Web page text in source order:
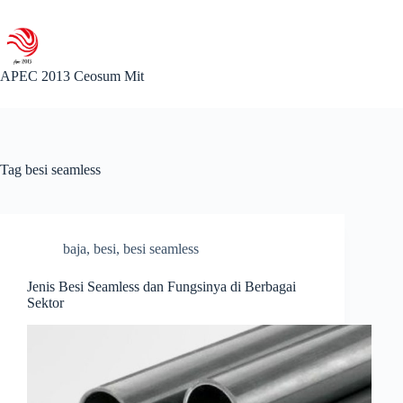
content
APEC 2013 Ceosum Mit
Tag besi seamless
baja, besi, besi seamless
Jenis Besi Seamless dan Fungsinya di Berbagai
Sektor